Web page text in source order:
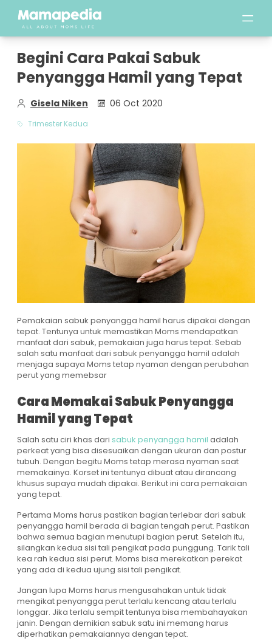
Begini Cara Pakai Sabuk
Penyangga Hamil yang Tepat
Gisela Niken 06 Oct 2020
Trimester Kedua
Pemakaian sabuk penyangga hamil harus dipakai dengan
tepat. Tentunya untuk memastikan Moms mendapatkan
manfaat dari sabuk, pemakaian juga harus tepat. Sebab
salah satu manfaat dari sabuk penyangga hamil adalah
menjaga supaya Moms tetap nyaman dengan perubahan
perut yang memebsar
Cara Memakai Sabuk Penyangga
Hamil yang Tepat
Salah satu ciri khas dari sabuk penyangga hamil adalah
perkeat yang bisa disesuaikan dengan ukuran dan postur
tubuh. Dengan begitu Moms tetap merasa nyaman saat
memakainya. Korset ini tentunya dibuat atau dirancang
khusus supaya mudah dipakai. Berikut ini cara pemakaian
yang tepat.
Pertama Moms harus pastikan bagian terlebar dari sabuk
penyangga hamil berada di bagian tengah perut. Pastikan
bahwa semua bagian menutupi bagian perut. Setelah itu,
silangkan kedua sisi tali pengikat pada punggung. Tarik tali
kea rah kedua sisi perut. Moms bisa merekatkan perekat
yang ada di kedua ujung sisi tali pengikat.
Jangan lupa Moms harus mengusahakan untuk tidak
mengikat penyangga perut terlalu kencang atau terlalu
longgar. Jika terlalu sempit tentunya bisa membahayakan
janin. Dengan demikian sabuk satu ini memang harus
diperhatikan pemakaiannya dengan tepat.